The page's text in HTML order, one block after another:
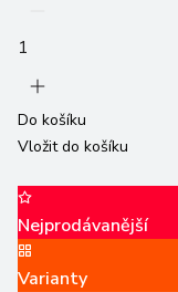
Do košíku
Vložit do košíku
Nejprodávanější
Varianty